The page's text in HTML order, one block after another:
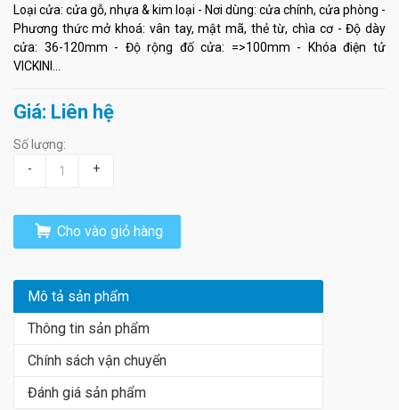
Loại cửa: cửa gỗ, nhựa & kim loại - Nơi dùng: cửa chính, cửa phòng -
Phương thức mở khoá: vân tay, mật mã, thẻ từ, chìa cơ - Độ dày
cửa: 36-120mm - Độ rộng đố cửa: =>100mm - Khóa điện tử
VICKINI...
Giá: Liên hệ
Số lượng:
-
+
Cho vào giỏ hàng
Mô tả sản phẩm
Thông tin sản phẩm
Chính sách vận chuyển
Đánh giá sản phẩm